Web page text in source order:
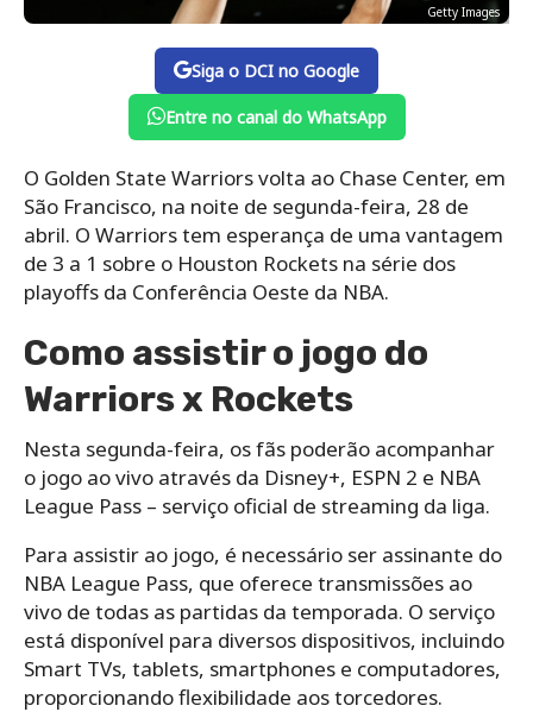
Getty Images
Siga o DCI no Google
Entre no canal do WhatsApp
O Golden State Warriors volta ao Chase Center, em
São Francisco, na noite de segunda-feira, 28 de
abril. O Warriors tem esperança de uma vantagem
de 3 a 1 sobre o Houston Rockets na série dos
playoffs da Conferência Oeste da NBA.
Como assistir o jogo do
Warriors x Rockets
Nesta segunda-feira, os fãs poderão acompanhar
o jogo ao vivo através da Disney+, ESPN 2 e NBA
League Pass – serviço oficial de streaming da liga.
Para assistir ao jogo, é necessário ser assinante do
NBA League Pass, que oferece transmissões ao
vivo de todas as partidas da temporada. O serviço
está disponível para diversos dispositivos, incluindo
Smart TVs, tablets, smartphones e computadores,
proporcionando flexibilidade aos torcedores.